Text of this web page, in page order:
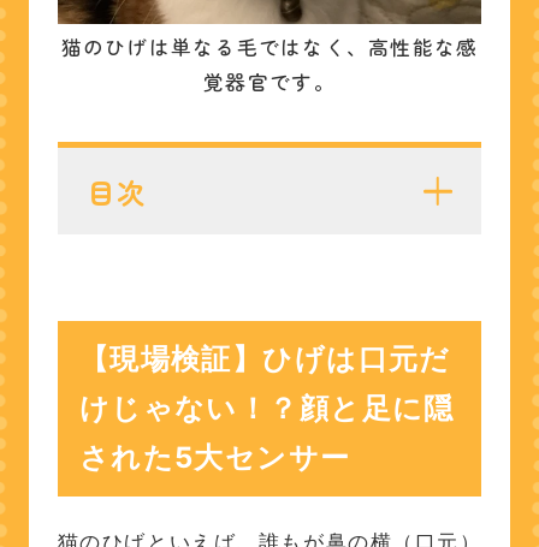
猫のひげは単なる毛ではなく、高性能な感
覚器官です。
目次
【能力解明】ひげが持つ「5
つの特殊任務」
1. 「抜群の平衡感覚」で三
【現場検証】ひげは口元だ
けじゃない！？顔と足に隠
された5大センサー